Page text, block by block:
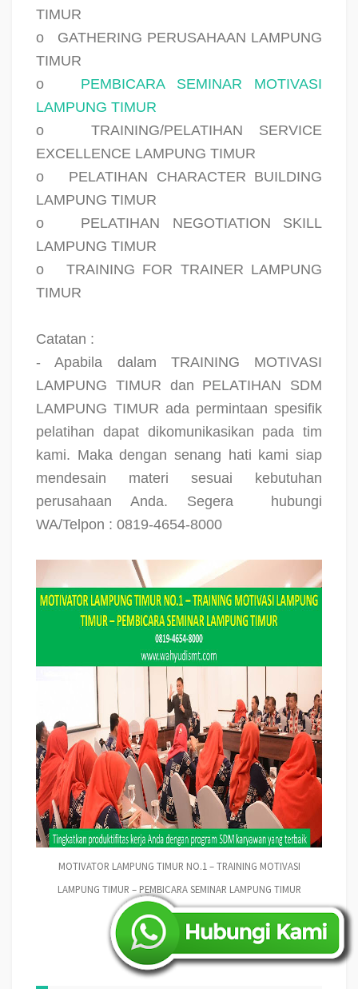
TIMUR
o
GATHERING PERUSAHAAN LAMPUNG
TIMUR
o
PEMBICARA SEMINAR MOTIVASI
LAMPUNG TIMUR
o
TRAINING/PELATIHAN SERVICE
EXCELLENCE LAMPUNG TIMUR
o
PELATIHAN CHARACTER BUILDING
LAMPUNG TIMUR
o
PELATIHAN NEGOTIATION SKILL
LAMPUNG TIMUR
o
TRAINING FOR TRAINER LAMPUNG
TIMUR
Catatan :
- Apabila dalam TRAINING MOTIVASI
LAMPUNG TIMUR dan PELATIHAN SDM
LAMPUNG TIMUR ada permintaan spesifik
pelatihan dapat dikomunikasikan pada tim
kami. Maka dengan senang hati kami siap
mendesain materi sesuai kebutuhan
perusahaan Anda. Segera
hubungi
WA/Telpon : 0819-4654-8000
MOTIVATOR LAMPUNG TIMUR NO.1 – TRAINING MOTIVASI
LAMPUNG TIMUR – PEMBICARA SEMINAR LAMPUNG TIMUR